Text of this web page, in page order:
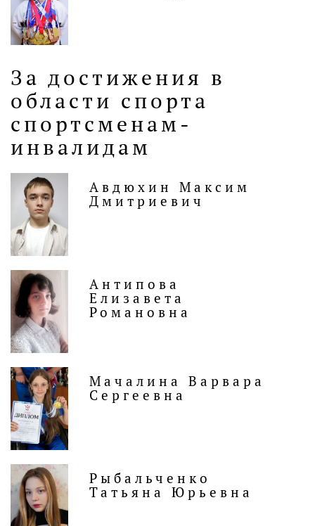
За достижения в
области спорта
спортсменам-
инвалидам
Авдюхин Максим
Дмитриевич
Антипова
Елизавета
Романовна
Мачалина Варвара
Сергеевна
Рыбальченко
Татьяна Юрьевна